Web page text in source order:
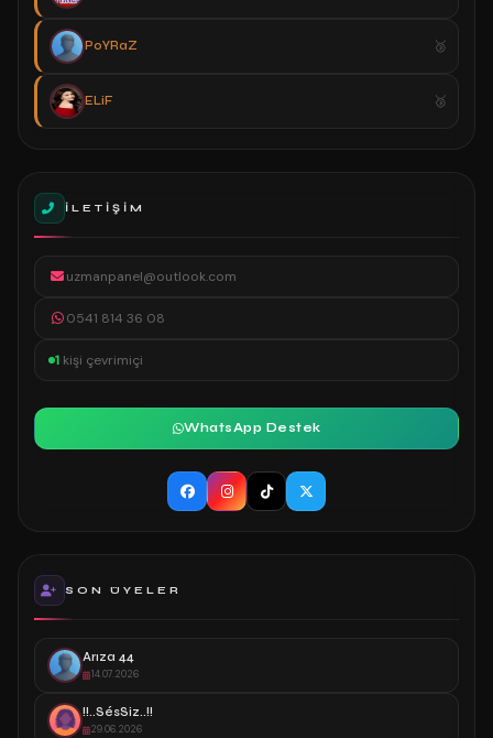
PoYRaZ
ELiF
İLETIŞIM
uzmanpanel@outlook.com
0541 814 36 08
1 kişi çevrimiçi
WhatsApp Destek
SON ÜYELER
Arıza 44
14.07.2026
!!..SésSiz..!!
29.06.2026